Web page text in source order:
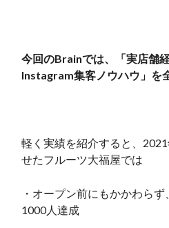
今回のBrainでは、「実店舗
Instagram集客ノウハウ」を
軽く実績を紹介すると、
せたフルーツ大福屋では
・オープン前にもかかわら
1000人達成